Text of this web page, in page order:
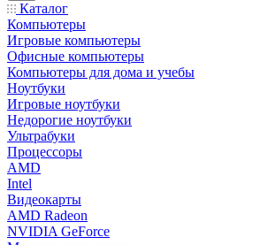
Каталог
Компьютеры
Игровые компьютеры
Офисные компьютеры
Компьютеры для дома и учебы
Ноутбуки
Игровые ноутбуки
Недорогие ноутбуки
Ультрабуки
Процессоры
AMD
Intel
Видеокарты
AMD Radeon
NVIDIA GeForce